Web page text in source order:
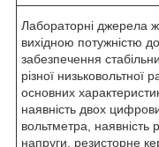
Лабораторні джерела
вихідною потужністю
забезпечення
різної низьковольтної
основних
наявність двох
вольтметра, наявність
напруги, резисторне